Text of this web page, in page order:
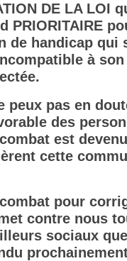
DE LA LOI
PRIORITAIRE
de handicap qui
à
peux pas en
des
est
cette
pour
contre nous
sociaux